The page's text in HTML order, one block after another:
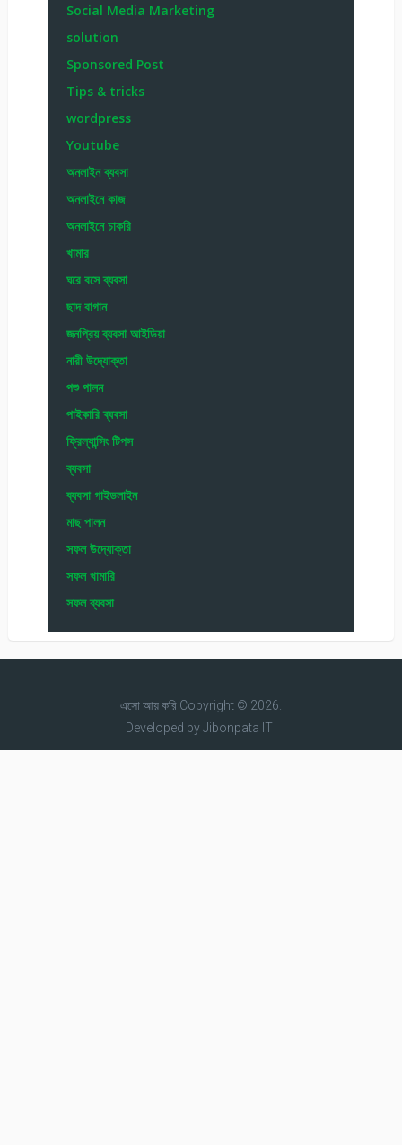
Social Media Marketing
solution
Sponsored Post
Tips & tricks
wordpress
Youtube
অনলাইন ব্যবসা
অনলাইনে কাজ
অনলাইনে চাকরি
খামার
ঘরে বসে ব্যবসা
ছাদ বাগান
জনপ্রিয় ব্যবসা আইডিয়া
নারী উদ্যোক্তা
পশু পালন
পাইকারি ব্যবসা
ফ্রিল্যান্সিং টিপস
ব্যবসা
ব্যবসা গাইডলাইন
মাছ পালন
সফল উদ্যোক্তা
সফল খামারি
সফল ব্যবসা
এসো আয় করিCopyright © 2026.
Developed byJibonpata IT